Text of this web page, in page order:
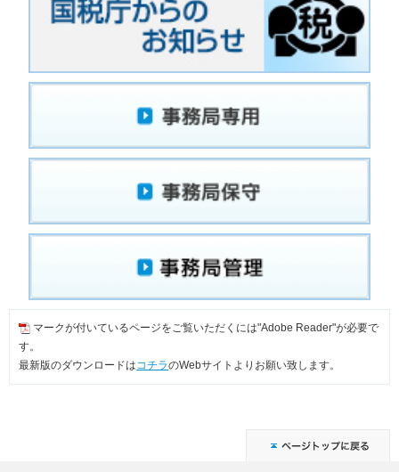
マークが付いているページをご覧いただくには"Adobe Reader"が必要で
す。
最新版のダウンロードはコチラのWebサイトよりお願い致します。